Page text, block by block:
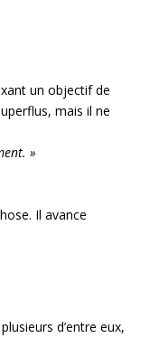
un objectif de
mais il ne
»
Il avance
d’entre eux,